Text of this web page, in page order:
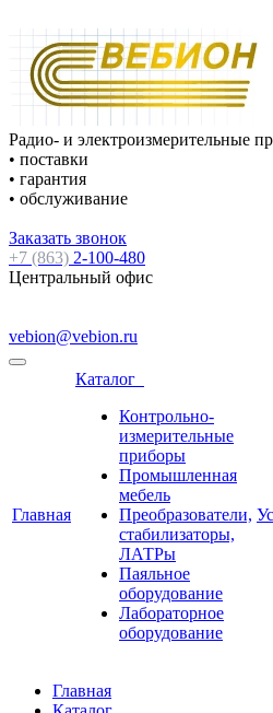
Радио- и электроизмерительные
• поставки
• гарантия
• обслуживание
Заказать звонок
+7 (863) 2-100-480
Центральный офис
vebion@vebion.ru
Главная
Каталог
Контрольно-
измерительные
приборы
Промышленная
мебель
Преобразователи,
стабилизаторы,
ЛАТРы
Паяльное
оборудование
Лабораторное
оборудование
Главная